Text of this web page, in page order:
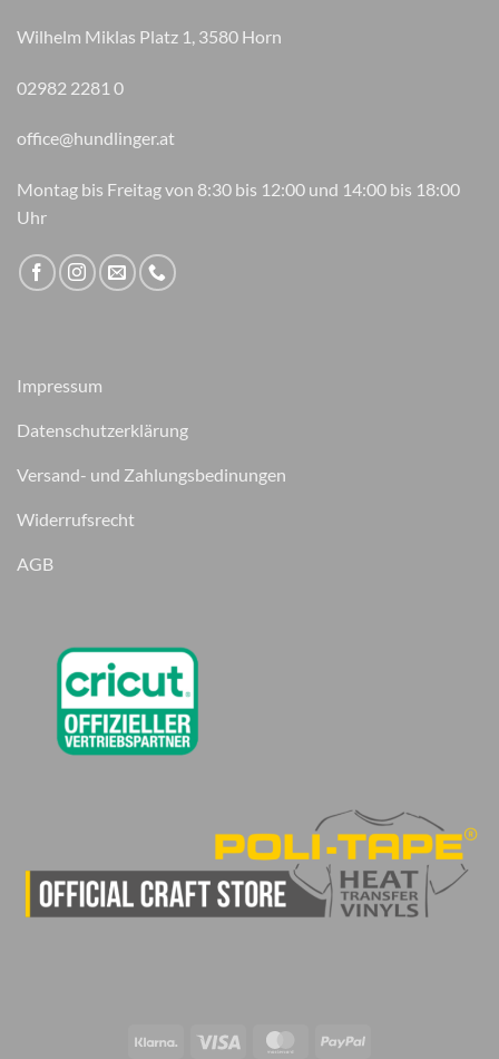
Wilhelm Miklas Platz 1, 3580 Horn
02982 2281 0
office@hundlinger.at
Montag bis Freitag von 8:30 bis 12:00 und 14:00 bis 18:00
Uhr
Impressum
Datenschutzerklärung
Versand- und Zahlungsbedinungen
Widerrufsrecht
AGB
Klarna Visa MasterCardPayPal